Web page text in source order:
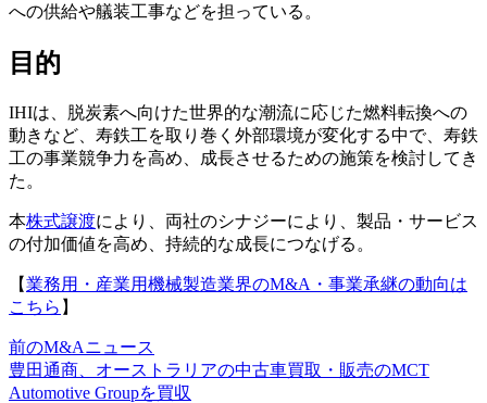
への供給や艤装工事などを担っている。
目的
IHIは、脱炭素へ向けた世界的な潮流に応じた燃料転換への
動きなど、寿鉄工を取り巻く外部環境が変化する中で、寿鉄
工の事業競争力を高め、成長させるための施策を検討してき
た。
本株式譲渡により、両社のシナジーにより、製品・サービス
の付加価値を高め、持続的な成長につなげる。
【業務用・産業用機械製造業界のM&A・事業承継の動向は
こちら 】
前のM&Aニュース
豊田通商、オーストラリアの中古車買取・販売のMCT
Automotive Groupを買収